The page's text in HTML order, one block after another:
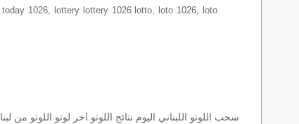
1026, lottery lottery 1026 lotto, loto 1026, loto
سحب اللوتو اللبناني اليوم نتائج اللوتو اخر لوتو اللوتو من